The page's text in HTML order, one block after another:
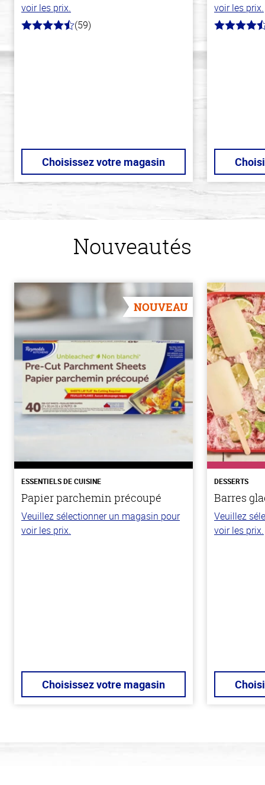
voir les prix.
4.3
(59)
Choisissez votre magasin
voir les prix.
4.6
Nouveautés
NOUVEAU
ESSENTIELS DE CUISINE
Papier parchemin précoupé
Veuillez sélectionner un magasin pour
voir les prix.
Choisissez votre magasin
DESSERTS
Barres
Veuillez
voir les prix.